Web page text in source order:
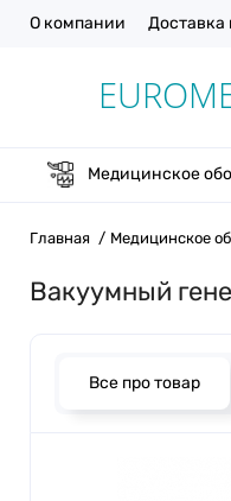
О компании Доставка
Медицинское
Главная Медицинское
Вакуумный
Все про товар